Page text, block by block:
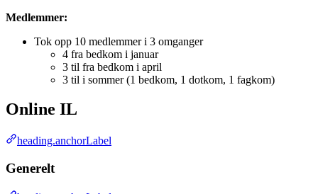
Medlemmer:
Tok opp 10 medlemmer i 3 omganger
4 fra bedkom i januar
3 til fra bedkom i april
3 til i sommer (1 bedkom, 1 dotkom, 1 fagkom)
Online IL
heading.anchorLabel
Generelt